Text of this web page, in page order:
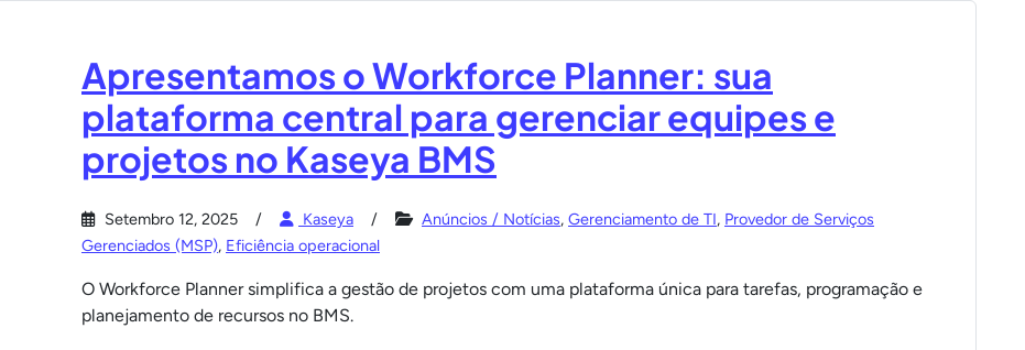
Apresentamos o Workforce Planner: sua
plataforma central para gerenciar equipes e
projetos no Kaseya BMS
Setembro 12, 2025 Kaseya Anúncios / Notícias, Gerenciamento de TI, Provedor de Serviços
Gerenciados (MSP), Eficiência operacional
O Workforce Planner simplifica a gestão de projetos com uma plataforma única para tarefas, programação e
planejamento de recursos no BMS.